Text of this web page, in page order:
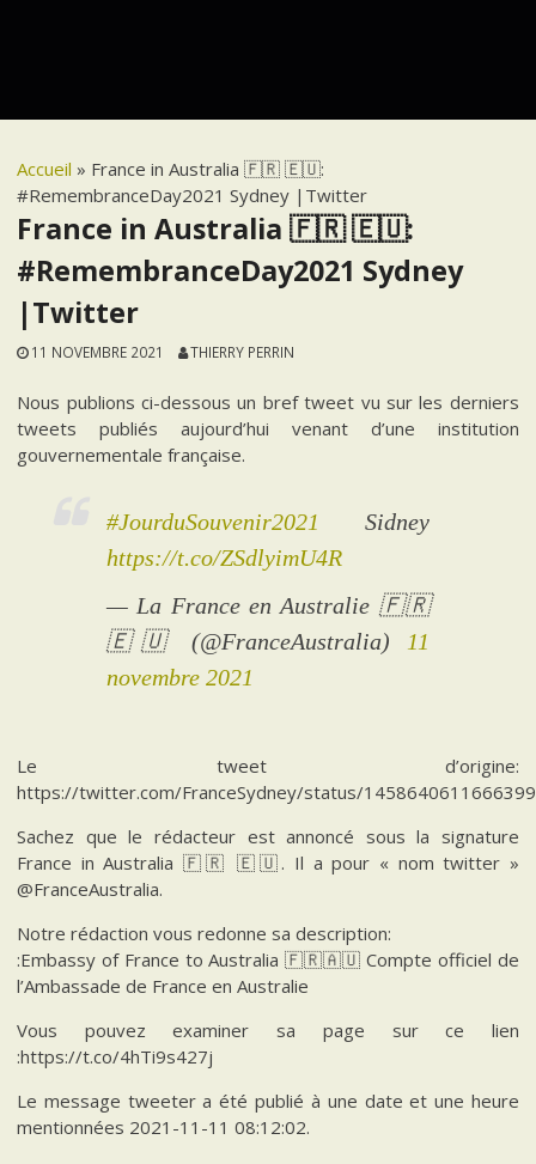
Accueil » France in Australia 🇫🇷 🇪🇺:
#RemembranceDay2021 Sydney |Twitter
France in Australia 🇫🇷 🇪🇺:
#RemembranceDay2021 Sydney
|Twitter
11 NOVEMBRE 2021 THIERRY PERRIN
Nous publions ci-dessous un bref tweet vu sur les derniers
tweets publiés aujourd’hui venant d’une institution
gouvernementale française.
#JourduSouvenir2021 Sidney
https://t.co/ZSdlyimU4R
— La France en Australie 🇫🇷
🇪🇺 (@FranceAustralia) 11
novembre 2021
Le tweet d’origine:
https://twitter.com/FranceSydney/status/
Sachez que le rédacteur est annoncé sous la signature
France in Australia 🇫🇷 🇪🇺. Il a pour « nom twitter »
@FranceAustralia.
Notre rédaction vous redonne sa description:
:Embassy of France to Australia 🇫🇷🇦🇺 Compte officiel de
l’Ambassade de France en Australie
Vous pouvez examiner sa page sur ce lien
:https://t.co/4hTi9s427j
Le message tweeter a été publié à une date et une heure
mentionnées 2021-11-11 08:12:02.